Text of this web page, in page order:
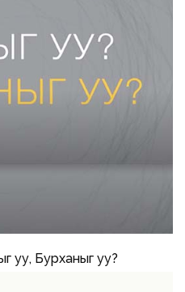
уу, Бурханыг уу?